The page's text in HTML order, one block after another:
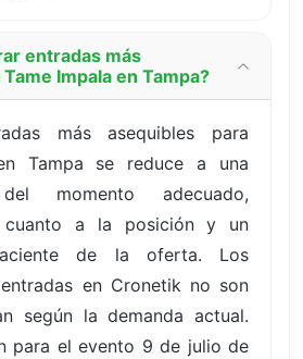
entradas más
Impala en Tampa?
más asequibles para
Tampa se reduce a una
momento adecuado,
cuanto a la posición y un
de la oferta. Los
en Cronetik no son
según la demanda actual.
para el evento 9 de julio de